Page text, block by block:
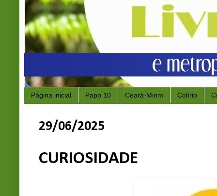
Página inicial Papo 10 Ceará-Mirim Colírio
29/06/2025
CURIOSIDADE